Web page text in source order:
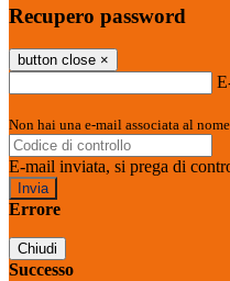
Recupero password
button close ×
Non hai una e-mail associata al
E-mail inviata, si prega di
Errore
Chiudi
Successo